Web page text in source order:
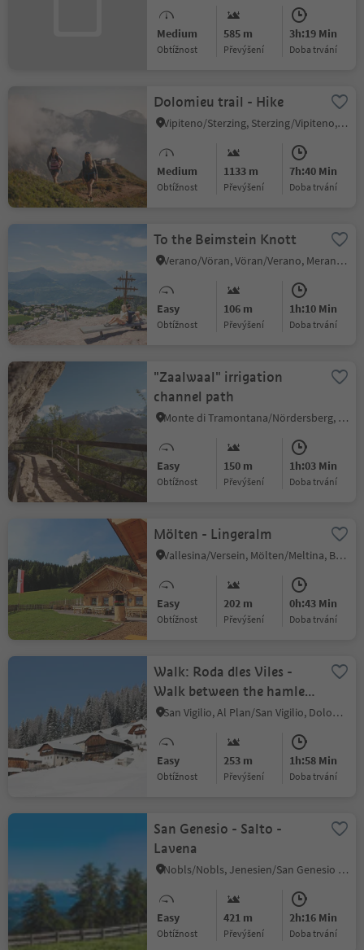
Medium
Obtížnost
585 m
Převýšení
3h:19 Min
doba trvání
Dolomieu trail - Hike
Vipiteno/Sterzing, Sterzing/Vipiteno, Sterzing/Vipiteno and environs
Medium
Obtížnost
1133 m
Převýšení
7h:40 Min
doba trvání
To the Beimstein Knott
Verano/Vöran, Vöran/Verano, Meran/Merano and environs
Easy
Obtížnost
106 m
Převýšení
1h:10 Min
doba trvání
"Zaalwaal" irrigation
channel path
Monte di Tramontana/Nördersberg, Schlanders/Silandro, Vinschgau/Val Venosta
Easy
Obtížnost
150 m
Převýšení
1h:03 Min
doba trvání
Mölten - Lingeralm
Vallesina/Versein, Mölten/Meltina, Bolzano/Bozen and environs
Easy
Obtížnost
202 m
Převýšení
0h:43 Min
doba trvání
Walk: Roda dles Viles -
Walk between the hamlets
(A)
San Vigilio, Al Plan/San Vigilio, Dolomites Region Kronplatz/Plan de Corones
Easy
Obtížnost
253 m
Převýšení
1h:58 Min
doba trvání
San Genesio - Salto -
Lavena
Nobls/Nobls, Jenesien/San Genesio Atesino, Bolzano/Bozen and environs
Easy
Obtížnost
421 m
Převýšení
2h:16 Min
doba trvání